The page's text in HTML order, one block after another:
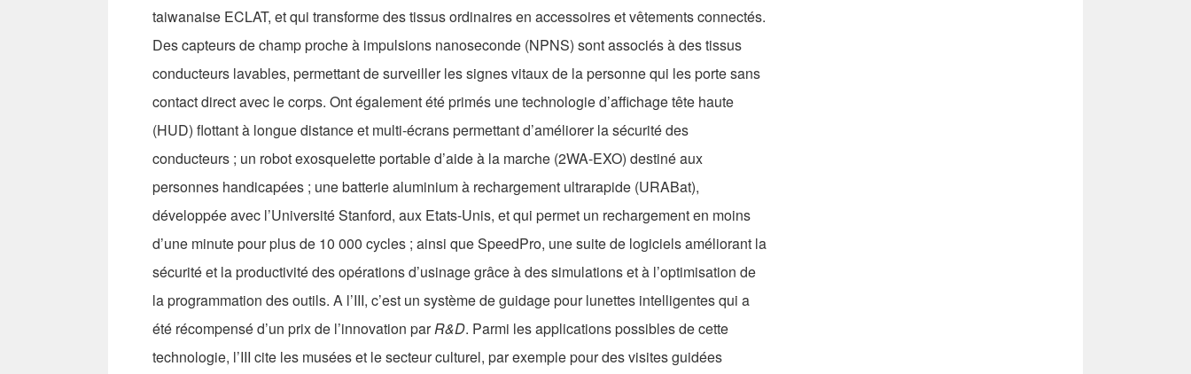
taiwanaise ECLAT, et qui transforme des tissus ordinaires en accessoires et vêtements connectés.
Des capteurs de champ proche à impulsions nanoseconde (NPNS) sont associés à des tissus
conducteurs lavables, permettant de surveiller les signes vitaux de la personne qui les porte sans
contact direct avec le corps. Ont également été primés une technologie d’affichage tête haute
(HUD) flottant à longue distance et multi-écrans permettant d’améliorer la sécurité des
conducteurs ; un robot exosquelette portable d’aide à la marche (2WA-EXO) destiné aux
personnes handicapées ; une batterie aluminium à rechargement ultrarapide (URABat),
développée avec l’Université Stanford, aux Etats-Unis, et qui permet un rechargement en moins
d’une minute pour plus de 10 000 cycles ; ainsi que SpeedPro, une suite de logiciels améliorant la
sécurité et la productivité des opérations d’usinage grâce à des simulations et à l’optimisation de
la programmation des outils. A l’III, c’est un système de guidage pour lunettes intelligentes qui a
été récompensé d’un prix de l’innovation parR&D. Parmi les applications possibles de cette
technologie, l’III cite les musées et le secteur culturel, par exemple pour des visites guidées